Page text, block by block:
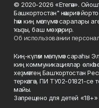
© 2020-2026 «Етегән».
Башкортостан" нәшриәт
һәм киң мәғлүмәт саралары
ҡыҙы, баш мөхәррир.
Об использовании
Киң-күләм мәғлүмәт сараһы
киң коммуникациялар
хеҙмәттең Башҡортостан
теркәлгән, ПИ ТУ02-01821-
майы.
Запрещено для детей «18+»